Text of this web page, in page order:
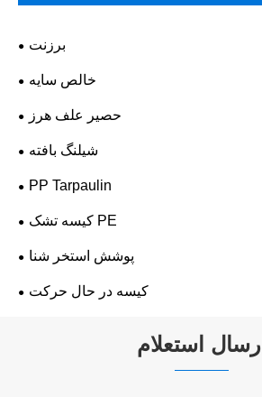
برزنت
خالص سایه
حصیر علف هرز
شیلنگ بافته
PP Tarpaulin
کیسه تشک PE
پوشش استخر شنا
کیسه در حال حرکت
ارسال استعلام